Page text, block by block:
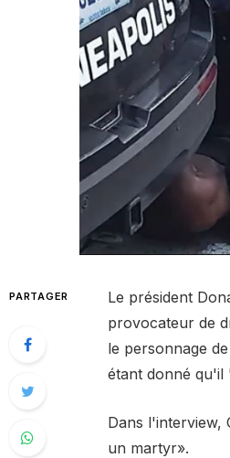
PARTAGER
Le président
provocateur de
le personnage
étant donné
Dans l'interview,
un martyr».